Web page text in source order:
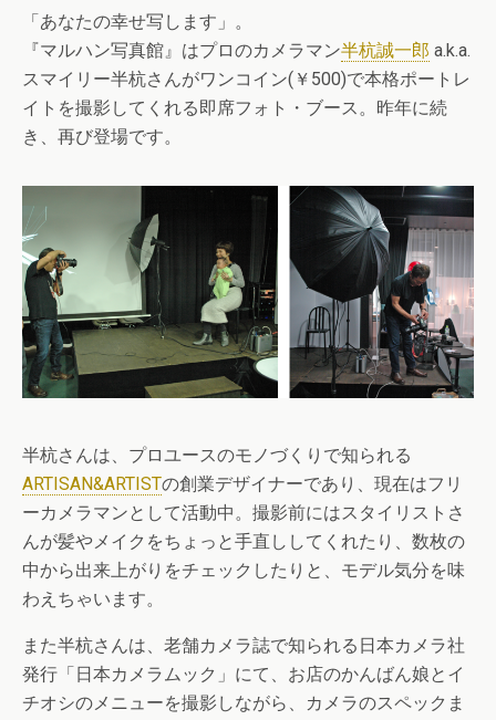
「あなたの幸せ写します」。
『マルハン写真館』はプロのカメラマン半杭誠一郎 a.k.a.
スマイリー半杭さんがワンコイン(￥500)で本格ポートレ
イトを撮影してくれる即席フォト・ブース。昨年に続
き、再び登場です。
半杭さんは、プロユースのモノづくりで知られる
ARTISAN&ARTISTの創業デザイナーであり、現在はフリ
ーカメラマンとして活動中。撮影前にはスタイリストさ
んが髪やメイクをちょっと手直ししてくれたり、数枚の
中から出来上がりをチェックしたりと、モデル気分を味
わえちゃいます。
また半杭さんは、老舗カメラ誌で知られる日本カメラ社
発行「日本カメラムック」にて、お店のかんばん娘とイ
チオシのメニューを撮影しながら、カメラのスペックま